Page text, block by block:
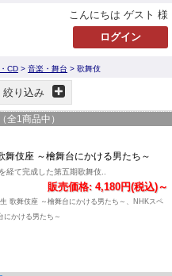
こんにちは ゲスト 様
CD > 音楽・舞台 > 歌舞伎
絞り込み
全1 商品中）
舞伎座 ～檜舞台にかける男たち～
経て完成した第五期歌舞伎..
販売価格: 4,180円(税込)～
歌舞伎座 ～檜舞台にかける男たち～、NHKスペ
にかける男たち～